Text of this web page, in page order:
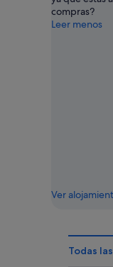
compras?
Leer menos
Ver
Todas